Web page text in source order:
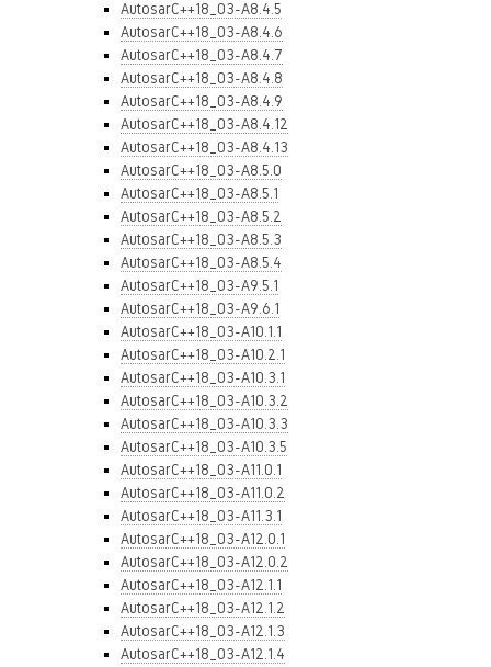
AutosarC++18_03-A8.4.5
AutosarC++18_03-A8.4.6
AutosarC++18_03-A8.4.7
AutosarC++18_03-A8.4.8
AutosarC++18_03-A8.4.9
AutosarC++18_03-A8.4.12
AutosarC++18_03-A8.4.13
AutosarC++18_03-A8.5.0
AutosarC++18_03-A8.5.1
AutosarC++18_03-A8.5.2
AutosarC++18_03-A8.5.3
AutosarC++18_03-A8.5.4
AutosarC++18_03-A9.5.1
AutosarC++18_03-A9.6.1
AutosarC++18_03-A10.1.1
AutosarC++18_03-A10.2.1
AutosarC++18_03-A10.3.1
AutosarC++18_03-A10.3.2
AutosarC++18_03-A10.3.3
AutosarC++18_03-A10.3.5
AutosarC++18_03-A11.0.1
AutosarC++18_03-A11.0.2
AutosarC++18_03-A11.3.1
AutosarC++18_03-A12.0.1
AutosarC++18_03-A12.0.2
AutosarC++18_03-A12.1.1
AutosarC++18_03-A12.1.2
AutosarC++18_03-A12.1.3
AutosarC++18_03-A12.1.4